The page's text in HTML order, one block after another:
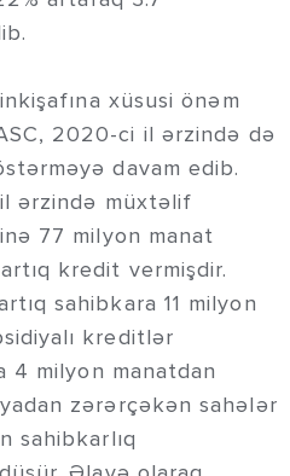
xüsusi önəm
2020-ci il ərzində də
davam edib.
ərzində müxtəlif
77 milyon manat
kredit vermişdir.
sahibkara 11 milyon
kreditlər
4 milyon manatdan
zərərçəkən sahələr
sahibkarlıq